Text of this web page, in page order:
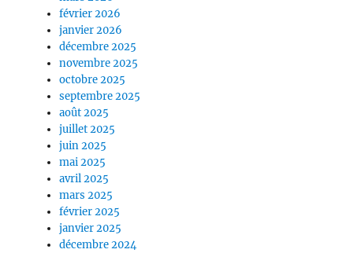
février 2026
janvier 2026
décembre 2025
novembre 2025
octobre 2025
septembre 2025
août 2025
juillet 2025
juin 2025
mai 2025
avril 2025
mars 2025
février 2025
janvier 2025
décembre 2024